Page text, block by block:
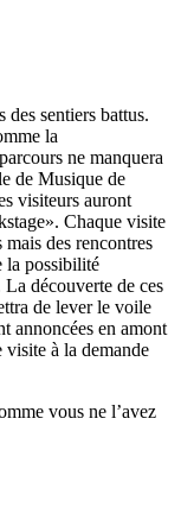
sentiers battus.
la
ne manquera
de Musique de
visiteurs auront
Chaque visite
des rencontres
la possibilité
La découverte de ces
de lever le voile
annoncées en amont
visite à la demande
vous ne l’avez